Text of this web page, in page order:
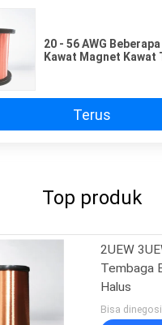
20 - 56 AWG
Kawat Magnet Kawat
Terus
Top produk
2UEW
Tembaga
Halus